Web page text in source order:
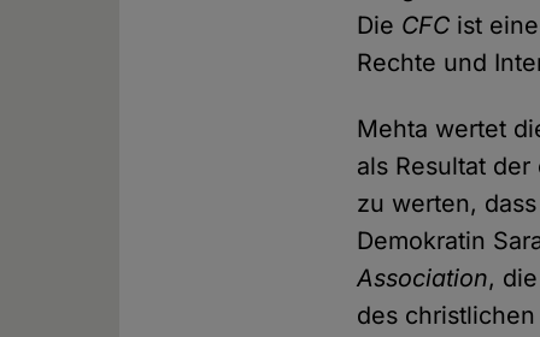
Die CFC ist
Rechte und
Mehta wertet
als Resultat
zu werten,
Demokratin
Association,
des